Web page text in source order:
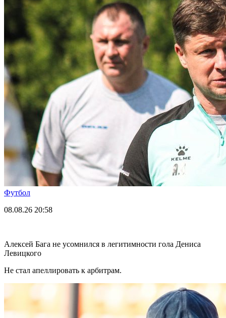
Футбол
08.08.26 20:58
Алексей Бага не усомнился в легитимности гола Дениса
Левицкого
Не стал апеллировать к арбитрам.